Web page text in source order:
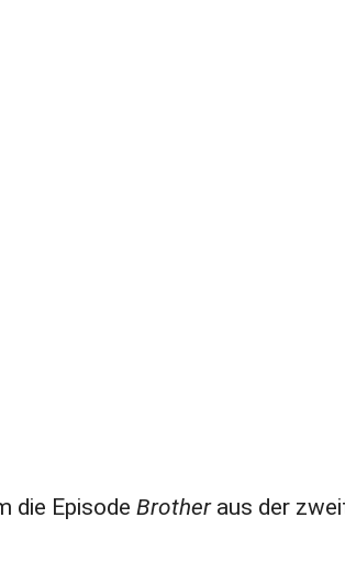
die Episode Brotheraus der